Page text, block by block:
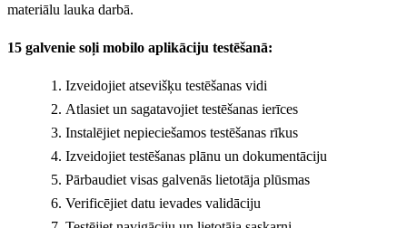
materiālu lauka darbā.
15 galvenie soļi mobilo aplikāciju testēšanā:
Izveidojiet atsevišķu testēšanas vidi
Atlasiet un sagatavojiet testēšanas ierīces
Instalējiet nepieciešamos testēšanas rīkus
Izveidojiet testēšanas plānu un dokumentāciju
Pārbaudiet visas galvenās lietotāja plūsmas
Verificējiet datu ievades validāciju